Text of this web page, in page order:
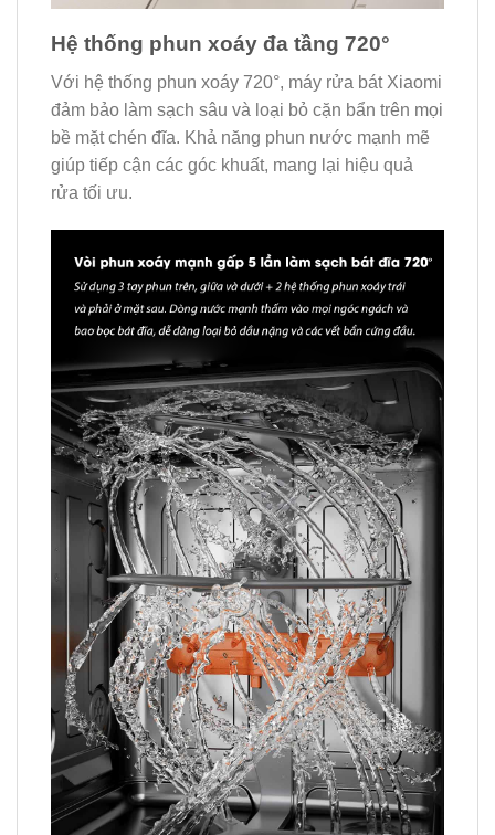
Hệ thống phun xoáy đa tầng 720°
Với hệ thống phun xoáy 720°, máy rửa bát Xiaomi
đảm bảo làm sạch sâu và loại bỏ cặn bẩn trên mọi
bề mặt chén đĩa. Khả năng phun nước mạnh mẽ
giúp tiếp cận các góc khuất, mang lại hiệu quả
rửa tối ưu.